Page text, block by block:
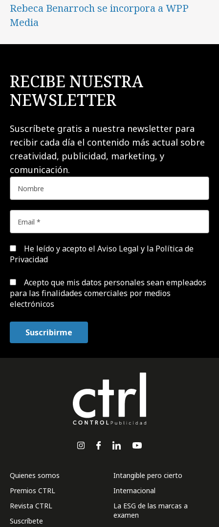
Rebeca Benarroch se incorpora a WPP
Media
RECIBE NUESTRA
NEWSLETTER
Suscríbete gratis a nuestra newsletter para
recibir cada día el contenido más actual sobre
creatividad, publicidad, marketing, y
comunicación.
He leído y acepto el Aviso Legal y la Política de
Privacidad
Acepto que mis datos personales sean empleados
para las finalidades comerciales por medios
electrónicos
Quienes somos
Premios CTRL
Revista CTRL
Suscríbete
Intangible pero cierto
Internacional
La ESG de las marcas a
examen